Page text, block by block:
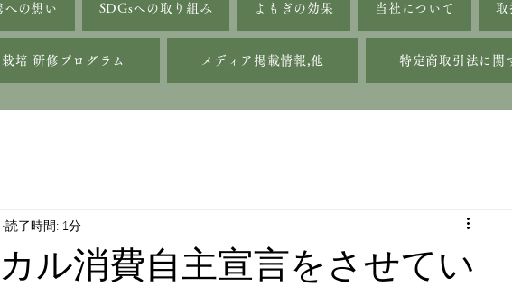
への想い SDGsへの取り組み よもぎの効果 当社について 取
培 研修プログラム メディア掲載情報,他 特定商取引法に関
ル消費自主宣言をさせてい
読了時間: 1分